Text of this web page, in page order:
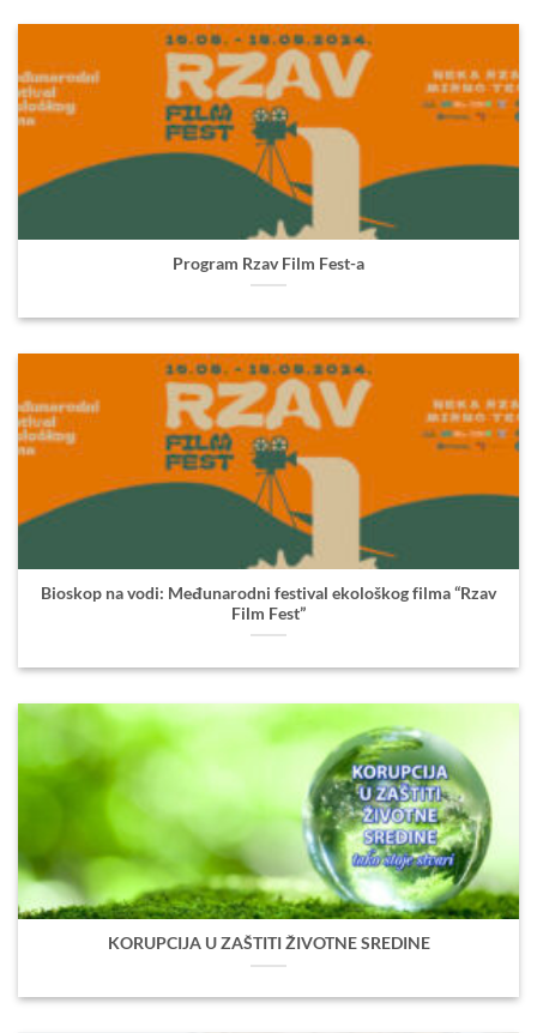
Program Rzav Film Fest-a
Bioskop na vodi: Međunarodni festival ekološkog filma “Rzav
Film Fest”
KORUPCIJA U ZAŠTITI ŽIVOTNE SREDINE